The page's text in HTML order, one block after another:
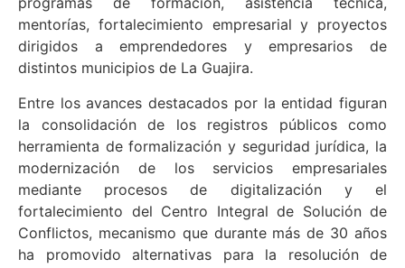
mentorías, fortalecimiento empresarial y proyectos
dirigidos a emprendedores y empresarios de
distintos municipios de La Guajira.
Entre los avances destacados por la entidad figuran
la consolidación de los registros públicos como
herramienta de formalización y seguridad jurídica, la
modernización de los servicios empresariales
mediante procesos de digitalización y el
fortalecimiento del Centro Integral de Solución de
Conflictos, mecanismo que durante más de 30 años
ha promovido alternativas para la resolución de